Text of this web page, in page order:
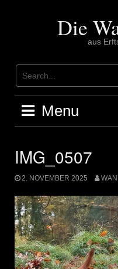
Die
aus
Menu
IMG_0507
2. NOVEMBER 2025